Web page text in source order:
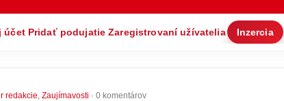
účet Pridať podujatie Zaregistrovaní užívatelia Inzercia
redakcie, Zaujímavosti · 0 komentárov